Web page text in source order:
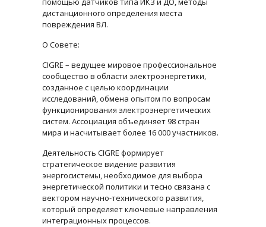
дистанционного определения места
повреждения ВЛ.
О Совете:
CIGRE – ведущее мировое профессиональное
сообщество в области электроэнергетики,
созданное с целью координации
исследований, обмена опытом по вопросам
функционирования электроэнергетических
систем. Ассоциация объединяет 98 стран
мира и насчитывает более 16 000 участников.
Деятельность CIGRE формирует
стратегическое видение развития
энергосистемы, необходимое для выбора
энергетической политики и тесно связана с
вектором научно-технического развития,
который определяет ключевые направления
интеграционных процессов.